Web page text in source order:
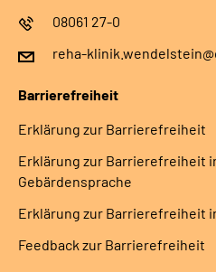
08061 27-0
reha-
Barrierefreiheit
Erklärung zur Barrierefreiheit
Erklärung zur Barrierefreiheit
Gebärdensprache
Erklärung zur Barrierefreiheit
Feedback zur Barrierefreiheit